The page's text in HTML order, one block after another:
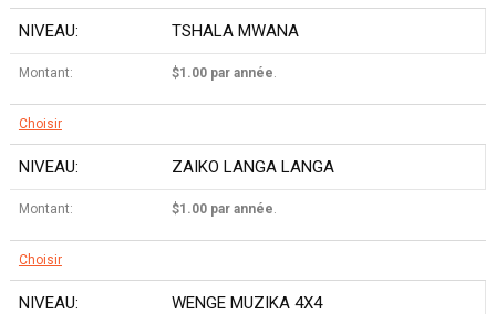
TSHALA MWANA
$1.00 par année.
Choisir
ZAIKO LANGA LANGA
$1.00 par année.
Choisir
WENGE MUZIKA 4X4